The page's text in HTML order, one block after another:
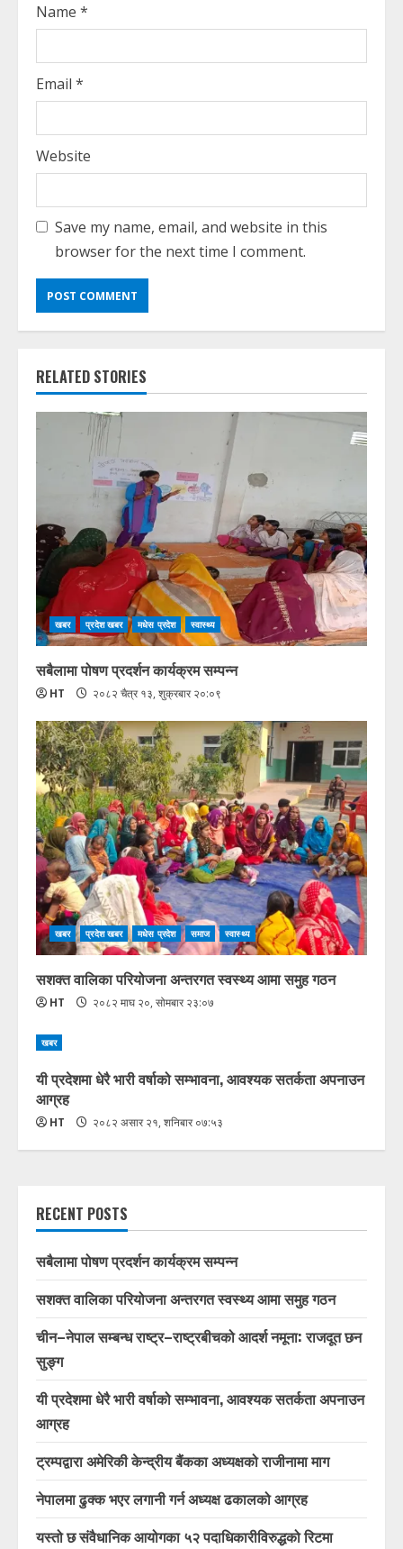
Name *
Email *
Website
Save my name, email, and website in this
browser for the next time I comment.
RELATED STORIES
खबर प्रदेश खबर मधेस प्रदेश स्वास्थ्य
सबैलामा पोषण प्रदर्शन कार्यक्रम सम्पन्न
HT २०८२ चैत्र १३, शुक्रबार २०:०९
खबर प्रदेश खबर मधेस प्रदेश समाज स्वास्थ्य
सशक्त वालिका परियोजना अन्तरगत स्वस्थ्य आमा समुह गठन
HT २०८२ माघ २०, सोमबार २३:०७
खबर
यी प्रदेशमा धेरै भारी वर्षाको सम्भावना, आवश्यक सतर्कता अपनाउन
आग्रह
HT २०८२ असार २१, शनिबार ०७:५३
RECENT POSTS
सबैलामा पोषण प्रदर्शन कार्यक्रम सम्पन्न
सशक्त वालिका परियोजना अन्तरगत स्वस्थ्य आमा समुह गठन
चीन–नेपाल सम्बन्ध राष्ट्र–राष्ट्रबीचको आदर्श नमूना: राजदूत छन
सुङ्ग
यी प्रदेशमा धेरै भारी वर्षाको सम्भावना, आवश्यक सतर्कता अपनाउन
आग्रह
ट्रम्पद्वारा अमेरिकी केन्द्रीय बैंकका अध्यक्षको राजीनामा माग
नेपालमा ढुक्क भएर लगानी गर्न अध्यक्ष ढकालको आग्रह
यस्तो छ संवैधानिक आयोगका ५२ पदाधिकारीविरुद्धको रिटमा